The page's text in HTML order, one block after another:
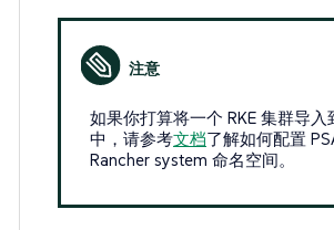
如果你打算将一个 RKE 集群导入
中，请参考文档了解如何配置
Rancher system 命名空间。